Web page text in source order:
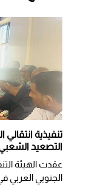
تنفيذية
التصعيد
عقدت الهيئة
الجنوبي العربي